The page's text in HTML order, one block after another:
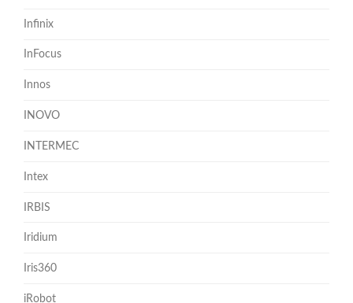
Infinix
InFocus
Innos
INOVO
INTERMEC
Intex
IRBIS
Iridium
Iris360
iRobot